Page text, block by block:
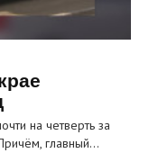
на четверть за
главный…